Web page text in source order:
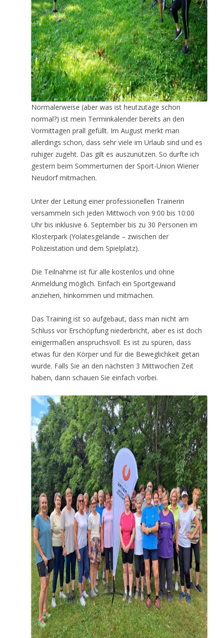
Normalerweise (aber was ist heutzutage schon
normal?) ist mein Terminkalender bereits an den
Vormittagen prall gefüllt. Im August merkt man
allerdings schon, dass sehr viele im Urlaub sind und es
ruhiger zugeht. Das gilt es auszunützen. So durfte ich
gestern beim Sommerturnen der Sport-Union Wiener
Neudorf mitmachen.
Unter der Leitung einer professionellen Trainerin
versammeln sich jeden Mittwoch von 9:00 bis 10:00
Uhr bis inklusive 6. September bis zu 30 Personen im
Klosterpark (Yolatesgelände – zwischen der
Polizeistation und dem Spielplatz).
Die Teilnahme ist für alle kostenlos und ohne
Anmeldung möglich. Einfach ein Sportgewand
anziehen, hinkommen und mitmachen.
Das Training ist so aufgebaut, dass man nicht am
Schluss vor Erschöpfung niederbricht, aber es ist doch
einigermaßen anspruchsvoll. Es ist zu spüren, dass
etwas für den Körper und für die Beweglichkeit getan
wurde. Falls Sie an den nächsten 3 Mittwochen Zeit
haben, dann schauen Sie einfach vorbei.